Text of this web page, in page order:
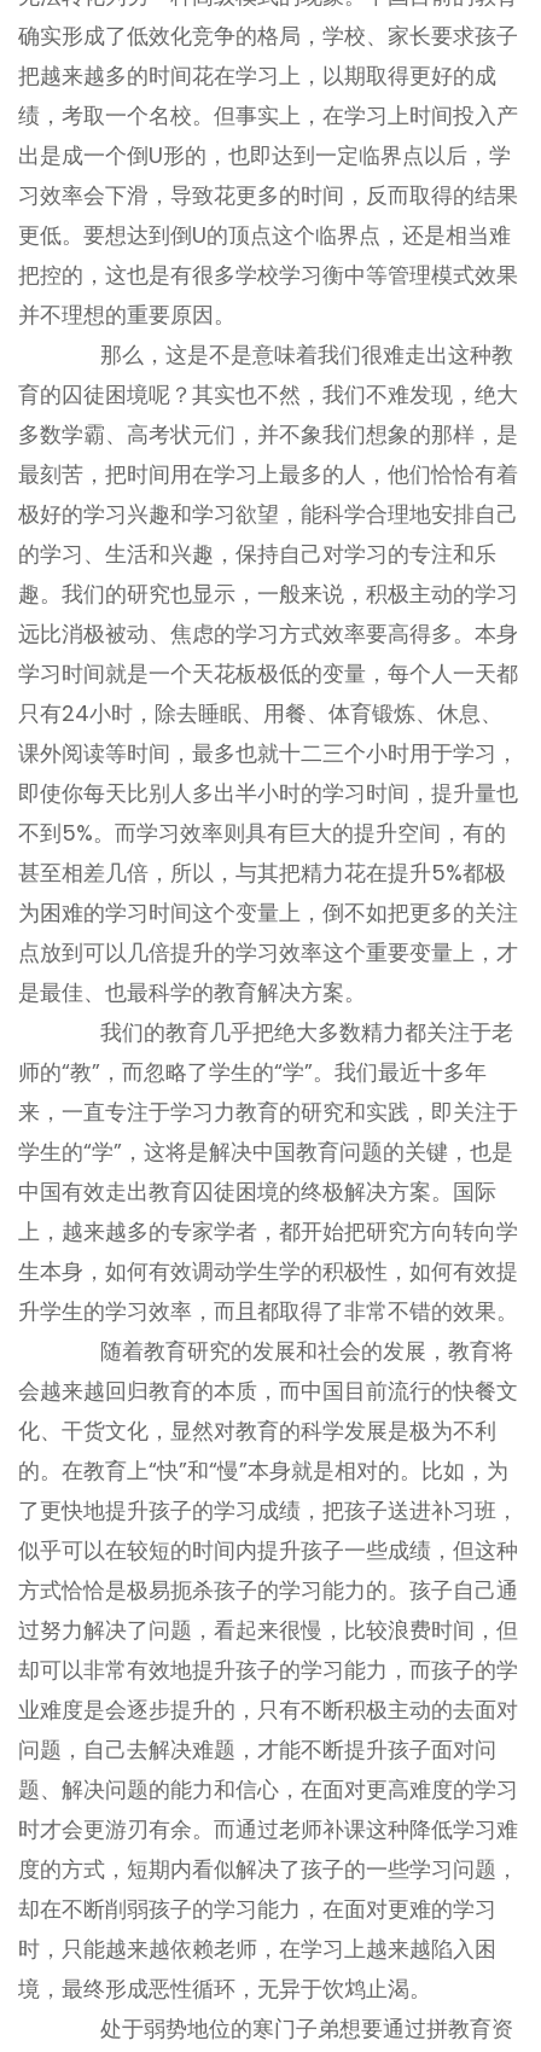
确实形成了低效化竞争的格局，学校、家长要求孩子
把越来越多的时间花在学习上，以期取得更好的成
绩，考取一个名校。但事实上，在学习上时间投入产
出是成一个倒U形的，也即达到一定临界点以后，学
习效率会下滑，导致花更多的时间，反而取得的结果
更低。要想达到倒U的顶点这个临界点，还是相当难
把控的，这也是有很多学校学习衡中等管理模式效果
并不理想的重要原因。
那么，这是不是意味着我们很难走出这种教
育的囚徒困境呢？其实也不然，我们不难发现，绝大
多数学霸、高考状元们，并不象我们想象的那样，是
最刻苦，把时间用在学习上最多的人，他们恰恰有着
极好的学习兴趣和学习欲望，能科学合理地安排自己
的学习、生活和兴趣，保持自己对学习的专注和乐
趣。我们的研究也显示，一般来说，积极主动的学习
远比消极被动、焦虑的学习方式效率要高得多。本身
学习时间就是一个天花板极低的变量，每个人一天都
只有24小时，除去睡眠、用餐、体育锻炼、休息、
课外阅读等时间，最多也就十二三个小时用于学习，
即使你每天比别人多出半小时的学习时间，提升量也
不到5%。而学习效率则具有巨大的提升空间，有的
甚至相差几倍，所以，与其把精力花在提升5%都极
为困难的学习时间这个变量上，倒不如把更多的关注
点放到可以几倍提升的学习效率这个重要变量上，才
是最佳、也最科学的教育解决方案。
我们的教育几乎把绝大多数精力都关注于老
师的“教”，而忽略了学生的“学”。我们最近十多年
来，一直专注于学习力教育的研究和实践，即关注于
学生的“学”，这将是解决中国教育问题的关键，也是
中国有效走出教育囚徒困境的终极解决方案。国际
上，越来越多的专家学者，都开始把研究方向转向学
生本身，如何有效调动学生学的积极性，如何有效提
升学生的学习效率，而且都取得了非常不错的效果。
随着教育研究的发展和社会的发展，教育将
会越来越回归教育的本质，而中国目前流行的快餐文
化、干货文化，显然对教育的科学发展是极为不利
的。在教育上“快”和“慢”本身就是相对的。比如，为
了更快地提升孩子的学习成绩，把孩子送进补习班，
似乎可以在较短的时间内提升孩子一些成绩，但这种
方式恰恰是极易扼杀孩子的学习能力的。孩子自己通
过努力解决了问题，看起来很慢，比较浪费时间，但
却可以非常有效地提升孩子的学习能力，而孩子的学
业难度是会逐步提升的，只有不断积极主动的去面对
问题，自己去解决难题，才能不断提升孩子面对问
题、解决问题的能力和信心，在面对更高难度的学习
时才会更游刃有余。而通过老师补课这种降低学习难
度的方式，短期内看似解决了孩子的一些学习问题，
却在不断削弱孩子的学习能力，在面对更难的学习
时，只能越来越依赖老师，在学习上越来越陷入困
境，最终形成恶性循环，无异于饮鸩止渴。
处于弱势地位的寒门子弟想要通过拼教育资